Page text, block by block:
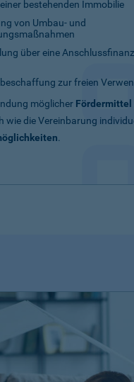
bestehenden Immobilie
von Umbau- und
über eine
zur freien
möglicher Fördermittel
wie die Vereinbarung
.